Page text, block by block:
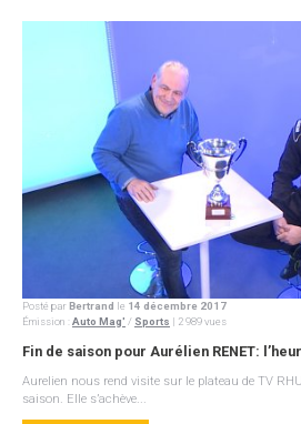
Posté parBertrand le 14 décembre 2017
Émission
Auto Mag' / Sports | 2 989 vues
Fin de saison pour Aurélien RENET:
Aurelien nous rend visite sur le plateau de TV
saison. Elle s’achève...